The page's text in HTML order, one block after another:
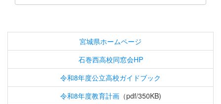
宮城県ホームページ
石巻西高校同窓会HP
令和8年度公立高校ガイドブック
令和8年度教育計画（pdf/350KB)